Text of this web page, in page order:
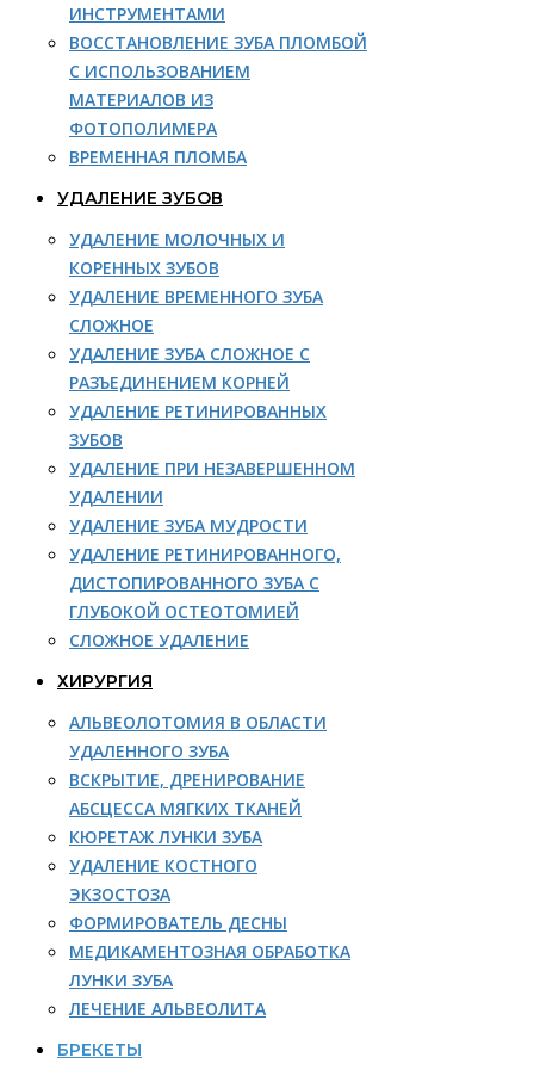
ИНСТРУМЕНТАМИ
ВОССТАНОВЛЕНИЕ ЗУБА ПЛОМБОЙ
С ИСПОЛЬЗОВАНИЕМ
МАТЕРИАЛОВ ИЗ
ФОТОПОЛИМЕРА
ВРЕМЕННАЯ ПЛОМБА
УДАЛЕНИЕ ЗУБОВ
УДАЛЕНИЕ МОЛОЧНЫХ И
КОРЕННЫХ ЗУБОВ
УДАЛЕНИЕ ВРЕМЕННОГО ЗУБА
СЛОЖНОЕ
УДАЛЕНИЕ ЗУБА СЛОЖНОЕ С
РАЗЪЕДИНЕНИЕМ КОРНЕЙ
УДАЛЕНИЕ РЕТИНИРОВАННЫХ
ЗУБОВ
УДАЛЕНИЕ ПРИ НЕЗАВЕРШЕННОМ
УДАЛЕНИИ
УДАЛЕНИЕ ЗУБА МУДРОСТИ
УДАЛЕНИЕ РЕТИНИРОВАННОГО,
ДИСТОПИРОВАННОГО ЗУБА С
ГЛУБОКОЙ ОСТЕОТОМИЕЙ
СЛОЖНОЕ УДАЛЕНИЕ
ХИРУРГИЯ
АЛЬВЕОЛОТОМИЯ В ОБЛАСТИ
УДАЛЕННОГО ЗУБА
ВСКРЫТИЕ, ДРЕНИРОВАНИЕ
АБСЦЕССА МЯГКИХ ТКАНЕЙ
КЮРЕТАЖ ЛУНКИ ЗУБА
УДАЛЕНИЕ КОСТНОГО
ЭКЗОСТОЗА
ФОРМИРОВАТЕЛЬ ДЕСНЫ
МЕДИКАМЕНТОЗНАЯ ОБРАБОТКА
ЛУНКИ ЗУБА
ЛЕЧЕНИЕ АЛЬВЕОЛИТА
БРЕКЕТЫ